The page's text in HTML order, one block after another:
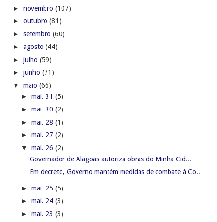
► novembro (107)
► outubro (81)
► setembro (60)
► agosto (44)
► julho (59)
► junho (71)
▼ maio (66)
► mai. 31 (5)
► mai. 30 (2)
► mai. 28 (1)
► mai. 27 (2)
▼ mai. 26 (2)
Governador de Alagoas autoriza obras do Minha Cid...
Em decreto, Governo mantém medidas de combate à Co...
► mai. 25 (5)
► mai. 24 (3)
► mai. 23 (3)